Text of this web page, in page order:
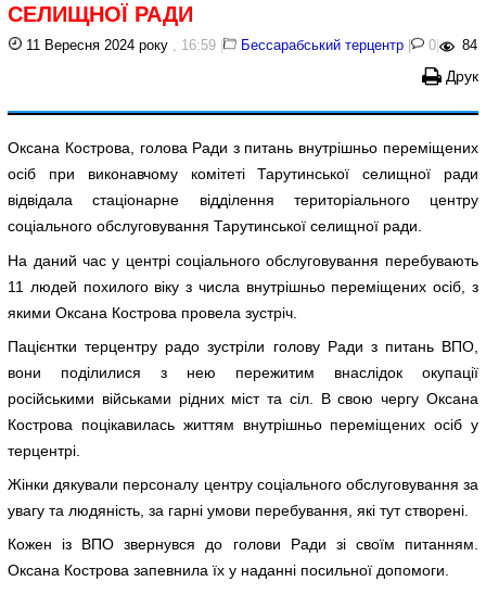
СЕЛИЩНОЇ РАДИ
11 Вересня 2024 року , 16:59 | Бессарабський терцентр | 0 | 84
Друк
Оксана Кострова, голова Ради з питань внутрішньо переміщених
осіб при виконавчому комітеті Тарутинської селищної ради
відвідала стаціонарне відділення територіального центру
соціального обслуговування Тарутинської селищної ради.
На даний час у центрі соціального обслуговування перебувають
11 людей похилого віку з числа внутрішньо переміщених осіб, з
якими Оксана Кострова провела зустріч.
Пацієнтки терцентру радо зустріли голову Ради з питань ВПО,
вони поділилися з нею пережитим внаслідок окупації
російськими військами рідних міст та сіл. В свою чергу Оксана
Кострова поцікавилась життям внутрішньо переміщених осіб у
терцентрі.
Жінки дякували персоналу центру соціального обслуговування за
увагу та людяність, за гарні умови перебування, які тут створені.
Кожен із ВПО звернувся до голови Ради зі своїм питанням.
Оксана Кострова запевнила їх у наданні посильної допомоги.